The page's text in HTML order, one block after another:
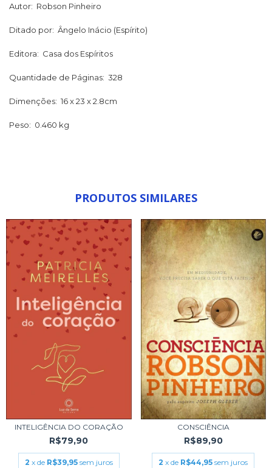
Autor: Robson Pinheiro
Ditado por: Ângelo Inácio (Espírito)
Editora: Casa dos Espíritos
Quantidade de Páginas: 328
Dimenções: 16 x 23 x 2.8cm
Peso: 0.460 kg
PRODUTOS SIMILARES
INTELIGÊNCIA DO CORAÇÃO
R$79,90
2 x de R$39,95 sem juros
CONSCIÊNCIA
R$89,90
2 x de R$44,95 sem juros